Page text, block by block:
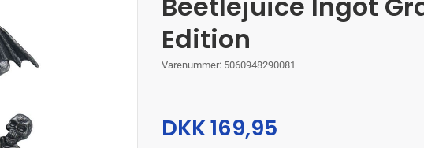
Edition
Varenummer: 5060948290081
DKK 169,95